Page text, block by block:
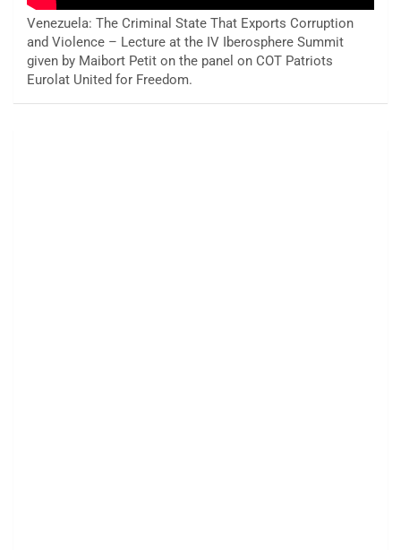
Venezuela: The Criminal State That Exports Corruption
and Violence – Lecture at the IV Iberosphere Summit
given by Maibort Petit on the panel on COT Patriots
Eurolat United for Freedom.